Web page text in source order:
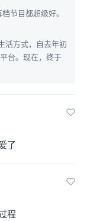
节目都超级好。
活方式，自去年初
台。现在，终于
了
程